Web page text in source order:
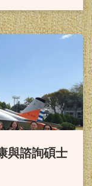
甲班何朋
會113
教授榮獲
補助
與諮詢碩士